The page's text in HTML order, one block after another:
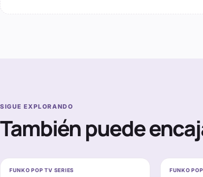
SIGUE EXPLORANDO
También puede
FUNKO POP TV SERIES FUNKO